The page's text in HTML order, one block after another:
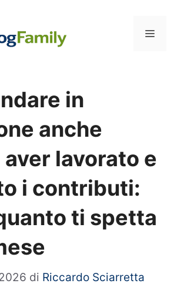
Menu
in
anche
lavorato e
i contributi:
ti spetta
di Riccardo Sciarretta